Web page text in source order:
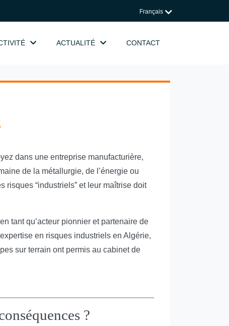
Français
ACTUALITÉ CONTACT
dans une entreprise manufacturière,
de la métallurgie, de l’énergie ou
risques “industriels” et leur maîtrise doit
tant qu’acteur pionnier et partenaire de
en risques industriels en Algérie,
sur terrain ont permis au cabinet de
?